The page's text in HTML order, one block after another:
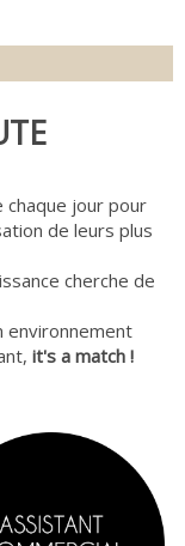
jour pour
de leurs plus
cherche de
environnement
it's a match !